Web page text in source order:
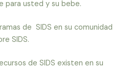
para usted y su bebe.
de SIDS en su comunidad
SIDS.
de SIDS existen en su